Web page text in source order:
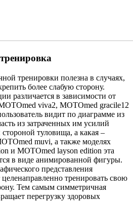
тренировки полезна в случаях,
более слабую сторону.
различается в зависимости от
viva2, MOTOmed gracile12
видит по диаграмме из
из затраченных им усилий
туловища, а какая –
muvi, а также моделях
и MOTOmed layson edition эта
в виде анимированной фигуры.
представления
тренировать свою
Тем самым симметричная
перегрузку здоровых